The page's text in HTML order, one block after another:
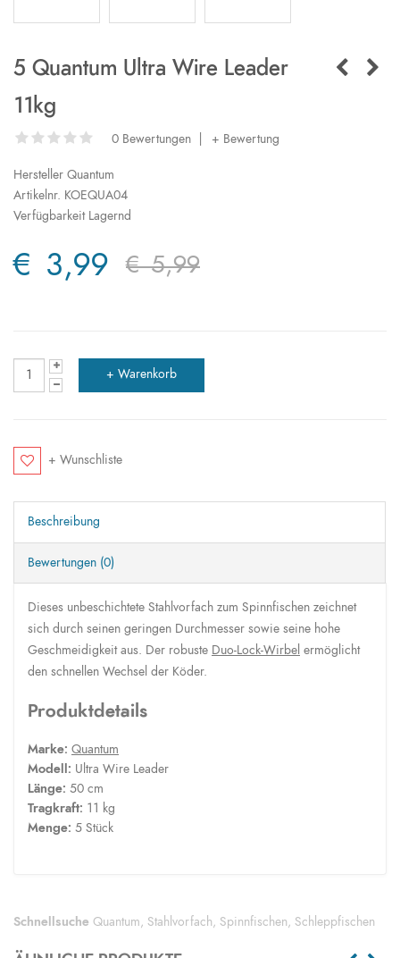
5 Quantum Ultra Wire Leader
11kg
0 Bewertungen + Bewertung
Hersteller Quantum
Artikelnr. KOEQUA04
VerfügbarkeitLagernd
€ 3,99 € 5,99
+ Wunschliste
Beschreibung
Bewertungen (0)
Dieses unbeschichtete Stahlvorfach zum Spinnfischen zeichnet
sich durch seinen geringen Durchmesser sowie seine hohe
Geschmeidigkeit aus. Der robuste Duo-Lock-Wirbel ermöglicht
den schnellen Wechsel der Köder.
Produktdetails
Marke: Quantum
Modell: Ultra Wire Leader
Länge: 50 cm
Tragkraft: 11 kg
Menge: 5 Stück
Schnellsuche Quantum Stahlvorfach Spinnfischen Schleppfischen